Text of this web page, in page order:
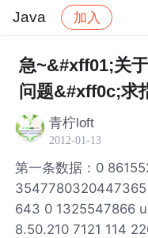
Java 加入
社区 Java 帖子
急~&#xff01;关
问题&#xff0c;求
青柠loft
2012-01-13
第一条数据：0
3547780320447365
643 0 1325547866
8.50.210 7121 114